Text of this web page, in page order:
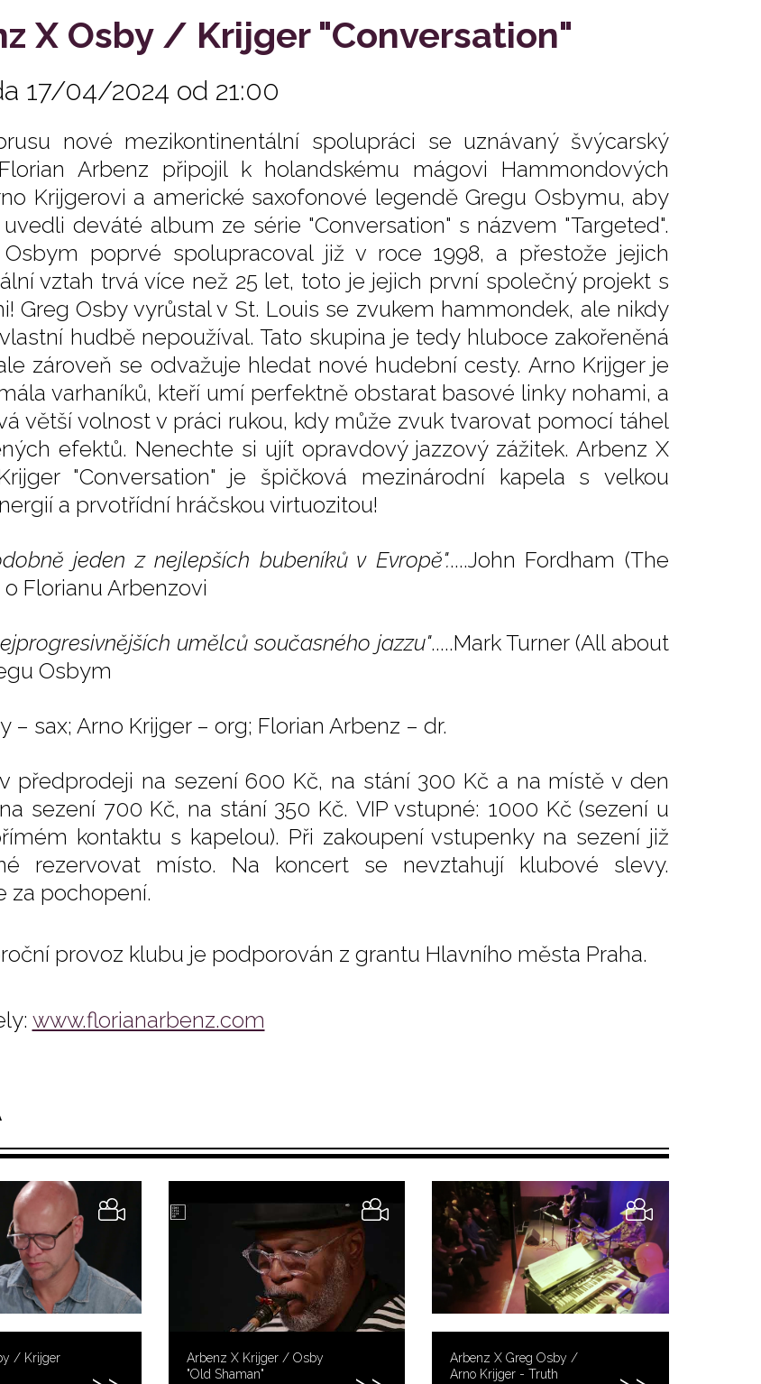
X Osby / Krijger "Conversation"
17/04/2024 od 21:00
nové mezikontinentální spolupráci se uznávaný švýcarský
Arbenz připojil k holandskému mágovi Hammondových
Krijgerovi a americké saxofonové legendě Gregu Osbymu, aby
deváté album ze série "Conversation" s názvem "Targeted".
poprvé spolupracoval již v roce 1998, a přestože jejich
vztah trvá více než 25 let, toto je jejich první společný projekt s
Greg Osby vyrůstal v St. Louis se zvukem hammondek, ale nikdy
hudbě nepoužíval. Tato skupina je tedy hluboce zakořeněná
zároveň se odvažuje hledat nové hudební cesty. Arno Krijger je
varhaníků, kteří umí perfektně obstarat basové linky nohami, a
větší volnost v práci rukou, kdy může zvuk tvarovat pomocí táhel
efektů. Nenechte si ujít opravdový jazzový zážitek. Arbenz X
"Conversation" je špičková mezinárodní kapela s velkou
a prvotřídní hráčskou virtuozitou!
jeden z nejlepších bubeníků v Evropě".....John Fordham (The
o Florianu Arbenzovi
umělců současného jazzu".....Mark Turner (All about
Osbym
– sax; Arno Krijger – org; Florian Arbenz – dr.
předprodeji na sezení 600 Kč, na stání 300 Kč a na místě v den
sezení 700 Kč, na stání 350 Kč. VIP vstupné: 1000 Kč (sezení u
kontaktu s kapelou). Při zakoupení vstupenky na sezení již
rezervovat místo. Na koncert se nevztahují klubové slevy.
za pochopení.
provoz klubu je podporován z grantu Hlavního města Praha.
www.florianarbenz.com
/ Krijger
Arbenz X Krijger / Osby
"Old Shaman"
Arbenz X Greg Osby /
Arno Krijger - Truth